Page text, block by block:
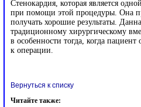
Стенокардия, которая является
при помощи этой процедуры. Она
получать хорошие результаты.
традиционному хирургическому
в особенности тогда, когда
к операции.
Вернуться к списку
Читайте также: